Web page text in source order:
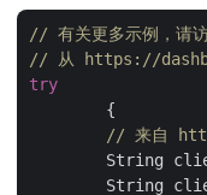
// 有关更多示例，
// 从 https://
try
        {
// 来自
String
String